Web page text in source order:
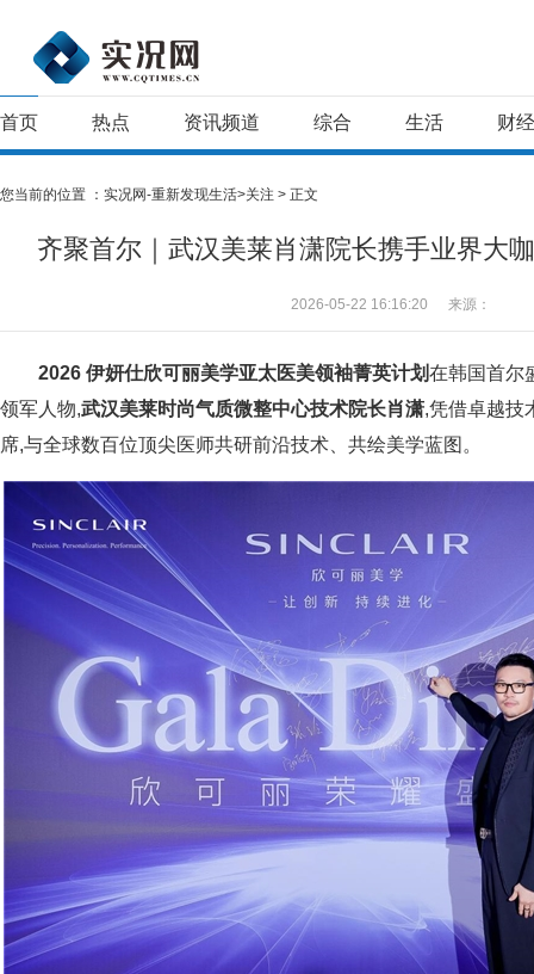
首页 热点 资讯频道 综合 生活 财经
您当前的位置 ： 实况网-重新发现生活>关注 > 正文
齐聚首尔｜武汉美莱肖潇院长携手业界大
2026-05-22 16:16:20 来源：
2026 伊妍仕欣可丽美学亚太医美领袖菁英计划在韩国首尔
领军人物,武汉美莱时尚气质微整中心技术院长肖潇,凭借卓越技
席,与全球数百位顶尖医师共研前沿技术、共绘美学蓝图。